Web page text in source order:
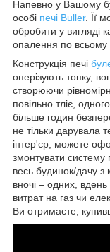
Напевно у Вашому
особі печі Buller. Її
обробити у вигляді
опалення по
Конструкція печі
оперізують топку,
створюючи
повільно тліє,
більше годин
не тільки дарувала
інтер'єр, можете
змонтувати систему
весь будинок/дачу з
вночі – одних, вдень
витрат на газ чи
Ви отримаєте,